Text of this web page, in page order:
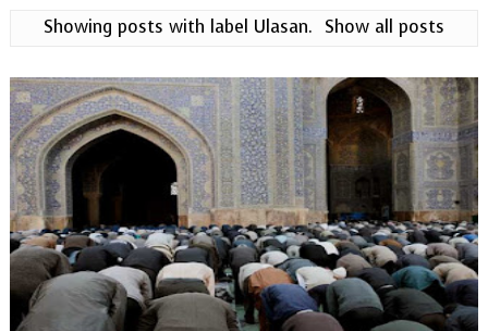
Showing posts with label Ulasan. Show all posts